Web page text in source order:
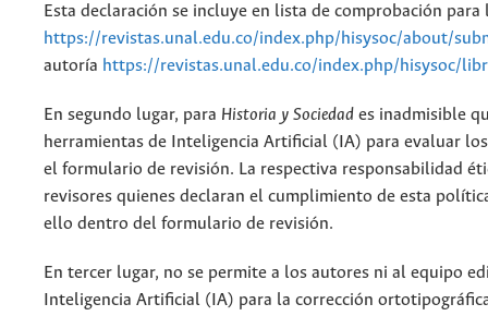
Esta declaración se incluye en lista de comprobación
https://revistas.unal.edu.co/index.php/hisysoc/about/
autoría https://revistas.unal.edu.co/index.php/hisysoc/
En segundo lugar, para Historia y Sociedad es inadmisible
herramientas de Inteligencia Artificial (IA) para evaluar
el formulario de revisión. La respectiva responsabilidad
revisores quienes declaran el cumplimiento de esta
ello dentro del formulario de revisión.
En tercer lugar, no se permite a los autores ni al equipo
Inteligencia Artificial (IA) para la corrección